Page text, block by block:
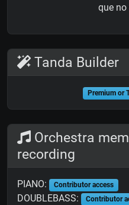
que no
Tanda Builder
Premium or
Orchestra
recording
PIANO: Contributor access
DOUBLEBASS: Contributor